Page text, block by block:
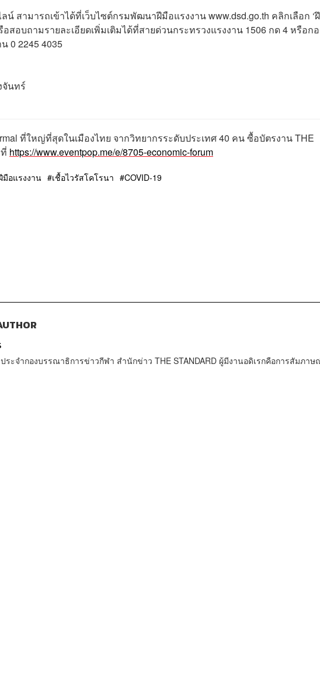
สามารถเข้าได้ที่เว็บไซต์กรมพัฒนาฝีมือแรงงาน www.dsd.go.th คลิกเลือก ‘
สอบถามรายละเอียดเพิ่มเติมได้ที่สายด่วนกระทรวงแรงงาน 1506 กด 4 หรือก
0 2245 4035
นทร์
ที่ใหญ่ที่สุดในเมืองไทย จากวิทยากรระดับประเทศ 40 คน ซื้อบัตรงาน THE
https://www.eventpop.me/e/8705-economic-forum
อแรงงาน เชื้อไวรัสโคโรนา COVID-19
ระจำกองบรรณาธิการข่าวกีฬา สำนักข่าว THE STANDARD ผู้มีงานอดิเรกคือการสัมภาษ